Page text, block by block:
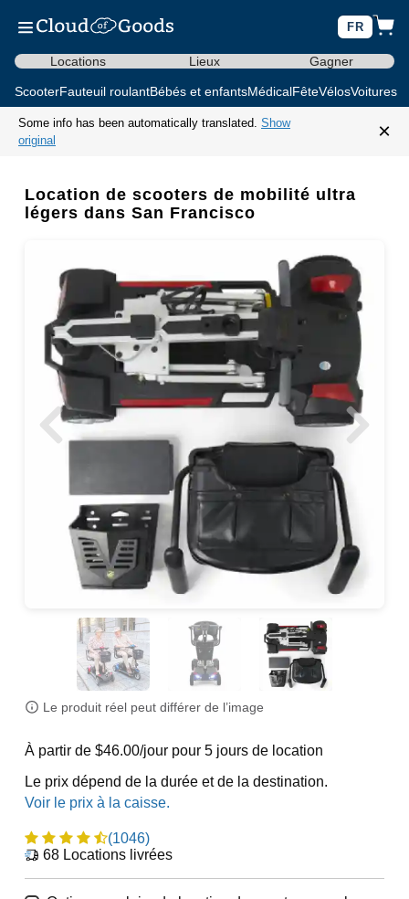
FR
Locations Lieux Gagner
ScooterFauteuil roulantBébés et enfantsMédicalFêteVélosVoitures
Some info has been automatically translated. Show
original
×
Location de scooters de mobilité ultra
légers dans San Francisco
Le produit réel peut différer de l’image
À partir de $46.00/jour pour 5 jours de location
Le prix dépend de la durée et de la destination.
(1046)
68Locations livrées